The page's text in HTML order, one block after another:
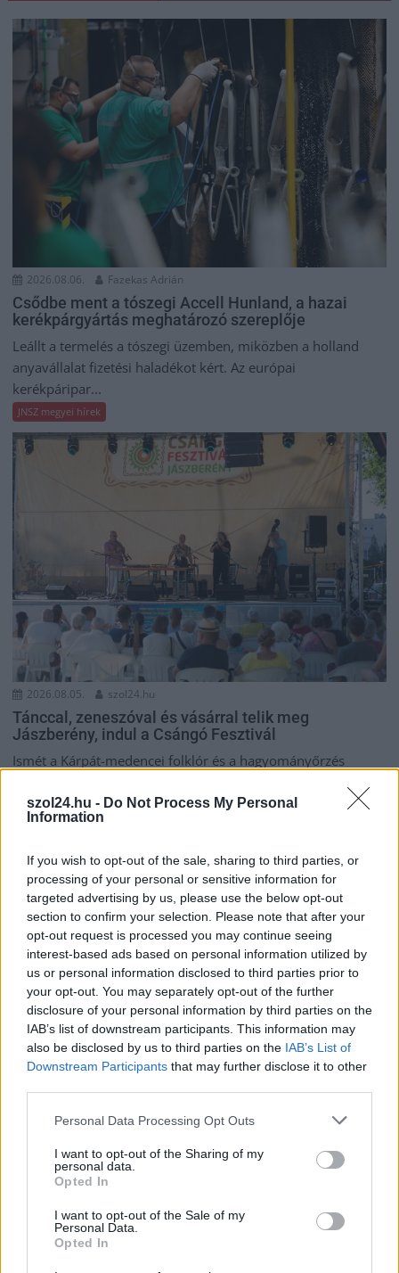
szol24.hu - Do Not Process My Personal
Information
If you wish to opt-out of the sale, sharing to third parties, or
processing of your personal or sensitive information for
targeted advertising by us, please use the below opt-out
section to confirm your selection. Please note that after your
opt-out request is processed you may continue seeing
interest-based ads based on personal information utilized by
us or personal information disclosed to third parties prior to
your opt-out. You may separately opt-out of the further
disclosure of your personal information by third parties on the
IAB’s list of downstream participants. This information may
also be disclosed by us to third parties on the IAB’s List of
Downstream Participants that may further disclose it to other
Please note that this website/app uses one or more Google
not limited to your visit or usage behaviour. You may click to
grant or deny consent to Google and its third-party tags to
use your data for below specified purposes in below Google
consent section.
Personal Data Processing Opt Outs
I want to opt-out of the Sharing of my
personal data.
Opted In
I want to opt-out of the Sale of my
Personal Data.
Opted In
2026.08.06. Fazekas Adrián
Csődbe ment a tószegi Accell Hunland, a hazai
kerékpárgyártás meghatározó szereplője
Leállt a termelés a tószegi üzemben, miközben a holland
anyavállalat fizetési haladékot kért. Az európai
kerékpáripar...
JNSZ megyei hírek
2026.08.05. szol24.hu
Tánccal, zeneszóval és vásárral telik meg
Jászberény, indul a Csángó Fesztivál
Ismét a Kárpát-medencei folklór és a hagyományőrzés
Fesztivált....
JNSZ megyei hírek
Meghosszabbított hőségriasztás és
vízkorlátozások, a mezőtúri kórházban leállt a klíma
Meghosszabbította az ország egész területére érvényes,
augusztus 7-én éjfélig, miközben a...
JNSZ megyei hírek